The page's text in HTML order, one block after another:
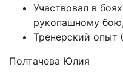
Участвовал в
рукопашному
Тренерский опыт
Полтачева Юлия